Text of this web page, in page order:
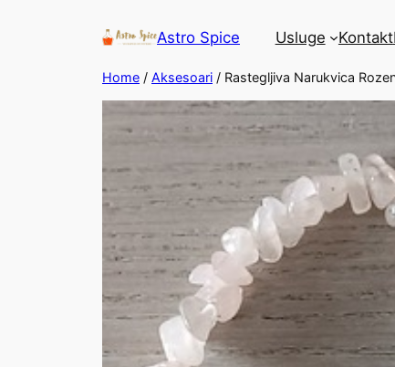
Astro Spice Usluge Kontakt
Home / Aksesoari / Rastegljiva Narukvica